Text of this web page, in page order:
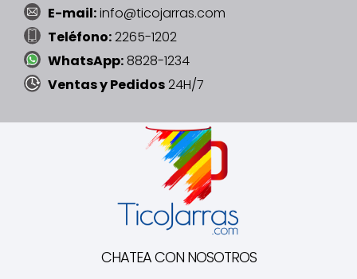
E-mail:info@ticojarras.com
Teléfono:2265-1202
WhatsApp:8828-1234
Ventas y Pedidos24H/7
CHATEA CON NOSOTROS